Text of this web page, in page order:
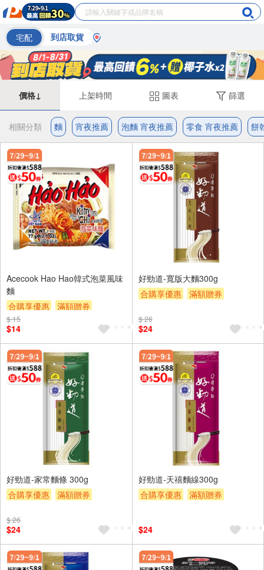
宅配 到店取貨
價格↓ 上架時間 圖表 篩選
相關分類 麵 宵夜推薦 泡麵 宵夜推薦 零食 宵夜推薦 餅
Acecook Hao Hao韓式泡菜風味
麵
合購享優惠
滿額贈券
贈$200
$ 15
$14
好勁道-寬版大麵300g
合購享優惠
滿額贈券
$ 26
$24
好勁道-家常麵條 300g
合購享優惠
滿額贈券
$ 26
$24
好勁道-天禧麵線300g
合購享優惠
滿額贈券
$24